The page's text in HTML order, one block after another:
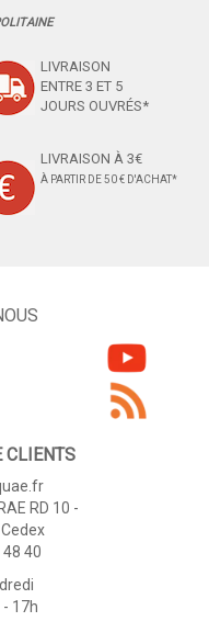
LIVRAISON
ENTRE 3 ET 5
JOURS OUVRÉS*
LIVRAISON À 3€
À PARTIR DE 50 € D'ACHAT*
CLIENTS
RD 10 -
40
17h